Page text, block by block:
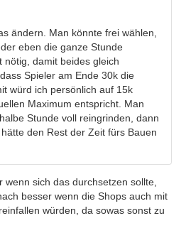
ändern. Man könnte frei wählen,
eben die ganze Stunde
nötig, damit beides gleich
Spieler am Ende 30k die
würd ich persönlich auf 15k
Maximum entspricht. Man
Stunde voll reingrinden, dann
den Rest der Zeit fürs Bauen
sich das durchsetzen sollte,
besser wenn die Shops auch mit
würden, da sowas sonst zu